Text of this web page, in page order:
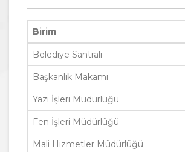
Birim
Belediye Santrali
Başkanlık Makamı
Yazı İşleri Müdürlüğü
Fen İşleri Müdürlüğü
Mali Hizmetler Müdürlüğü